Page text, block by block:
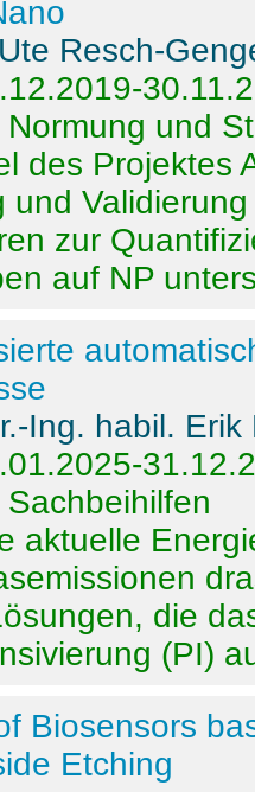
Resch-
und
des Projektes
und
zur
auf NP
Ing. habil. Erik
aktuelle
die
(PI)
Biosensors
Etching